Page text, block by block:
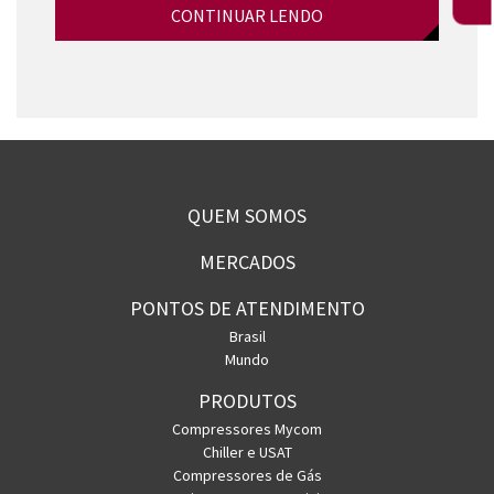
CONTINUAR LENDO
QUEM SOMOS
MERCADOS
PONTOS DE ATENDIMENTO
Brasil
Mundo
PRODUTOS
Compressores Mycom
Chiller e USAT
Compressores de Gás